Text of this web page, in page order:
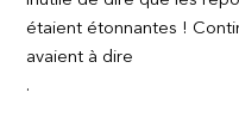
étaient étonnantes !
avaient à dire
.